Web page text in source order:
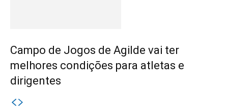
Campo de Jogos de Agilde vai ter
melhores condições para atletas e
dirigentes